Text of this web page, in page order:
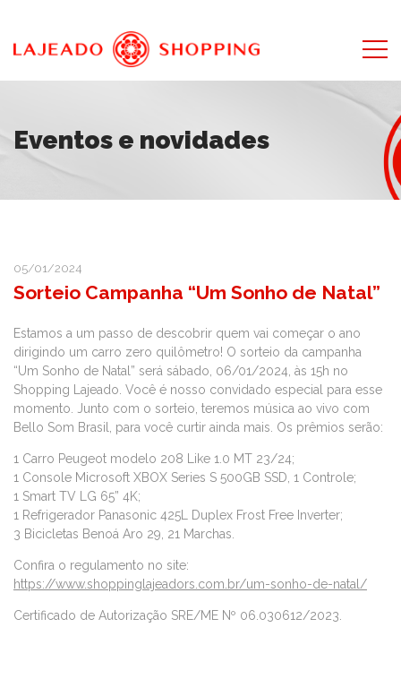
Eventos e novidades
05/01/2024
Sorteio Campanha “Um Sonho de Natal”
Estamos a um passo de descobrir quem vai começar o ano
dirigindo um carro zero quilômetro! O sorteio da campanha
“Um Sonho de Natal” será sábado, 06/01/2024, às 15h no
Shopping Lajeado. Você é nosso convidado especial para esse
momento. Junto com o sorteio, teremos música ao vivo com
Bello Som Brasil, para você curtir ainda mais. Os prêmios serão:
1 Carro Peugeot modelo 208 Like 1.0 MT 23/24;
1 Console Microsoft XBOX Series S 500GB SSD, 1 Controle;
1 Smart TV LG 65” 4K;
1 Refrigerador Panasonic 425L Duplex Frost Free Inverter;
3 Bicicletas Benoá Aro 29, 21 Marchas.
Confira o regulamento no site:
https://www.shoppinglajeadors.com.br/um-sonho-de-natal/
Certificado de Autorização SRE/ME Nº 06.030612/2023.